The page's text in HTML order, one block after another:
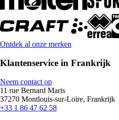
Ontdek al onze merken
Klantenservice in Frankrijk
Neem contact op
11 rue Bernard Maris
37270 Montlouis-sur-Loire, Frankrijk
+33 1 86 47 62 58